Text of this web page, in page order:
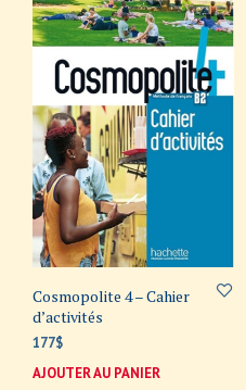
Cosmopolite 4 – Cahier
d’activités
177$
AJOUTER AU PANIER